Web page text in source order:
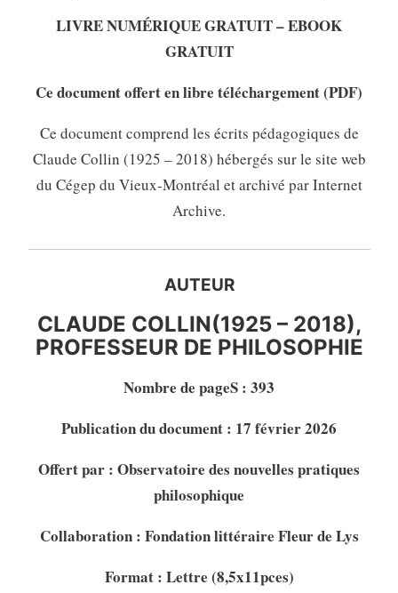
LIVRE NUMÉRIQUE GRATUIT – EBOOK
GRATUIT
Ce document offert en libre téléchargement (PDF)
Ce document comprend les écrits pédagogiques de
Claude Collin (1925 – 2018) hébergés sur le site web
du Cégep du Vieux-Montréal et archivé par Internet
Archive.
AUTEUR
CLAUDE COLLIN(1925 – 2018),
PROFESSEUR DE PHILOSOPHIE
Nombre de pageS : 393
Publication du document : 17 février 2026
Offert par : Observatoire des nouvelles pratiques
philosophique
Collaboration : Fondation littéraire Fleur de Lys
Format : Lettre (8,5x11pces)